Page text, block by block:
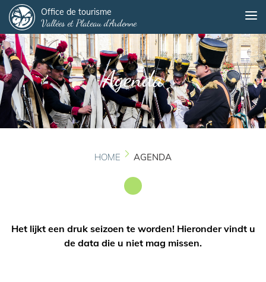
en
naar
de
inhoud
gaan
Office de tourisme
Vallées et Plateau d'Ardenne
Agenda
HOME AGENDA
Het lijkt een druk seizoen te worden! Hieronder vindt u
de data die u niet mag missen.
Panneau de gestion des cookies